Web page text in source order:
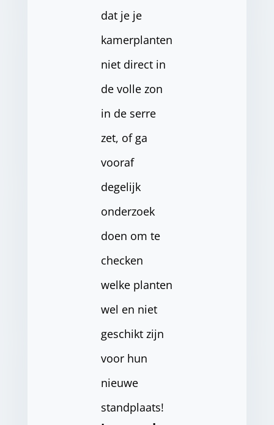
dat je je
kamerplanten
niet direct in
de volle zon
in de serre
zet, of ga
vooraf
degelijk
onderzoek
doen om te
checken
welke planten
wel en niet
geschikt zijn
voor hun
nieuwe
standplaats!